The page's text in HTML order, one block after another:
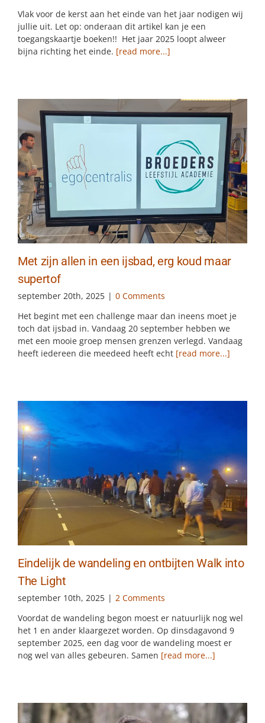
Vlak voor de kerst aan het einde van het jaar nodigen wij
jullie uit. Let op: onderaan dit artikel kan je een
toegangskaartje boeken!! Het jaar 2025 loopt alweer
bijna richting het einde. [read more...]
Met zijn allen in een ijsbad, erg koud maar
supertof
september 20th, 2025 | 0 Comments
Het begint met een challenge maar dan ineens moet je
toch dat ijsbad in. Vandaag 20 september hebben we
met een mooie groep mensen grenzen verlegd. Vandaag
heeft iedereen die meedeed heeft echt[read more...]
Eindelijk de wandeling en ontbijten Walk into
The Light
september 10th, 2025 | 2 Comments
Voordat de wandeling begon moest er natuurlijk nog wel
het 1 en ander klaargezet worden. Op dinsdagavond 9
september 2025, een dag voor de wandeling moest er
nog wel van alles gebeuren. Samen [read more...]